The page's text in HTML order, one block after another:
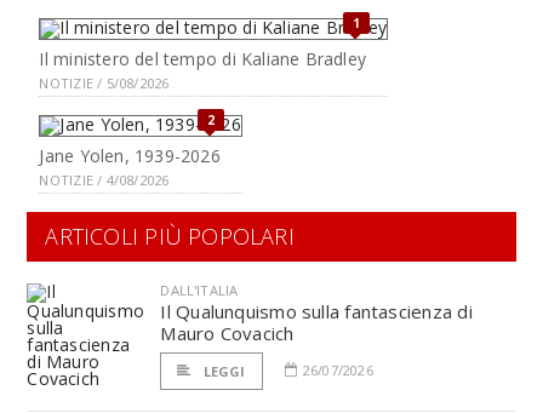
1
Il ministero del tempo di Kaliane Bradley
NOTIZIE / 5/08/2026
2
Jane Yolen, 1939-2026
NOTIZIE / 4/08/2026
ARTICOLI PIÙ POPOLARI
DALL'ITALIA
Il Qualunquismo sulla fantascienza di
Mauro Covacich
LEGGI 26/07/2026